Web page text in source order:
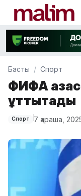
Басты Спорт
ФИФА
құттықтады
Спорт 7 қараша,